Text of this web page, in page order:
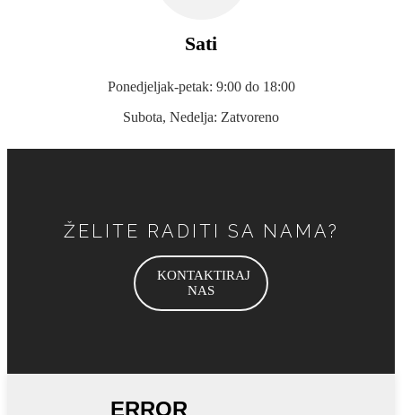
Sati
Ponedjeljak-petak: 9:00 do 18:00
Subota, Nedelja: Zatvoreno
ŽELITE RADITI SA NAMA?
KONTAKTIRAJ
NAS